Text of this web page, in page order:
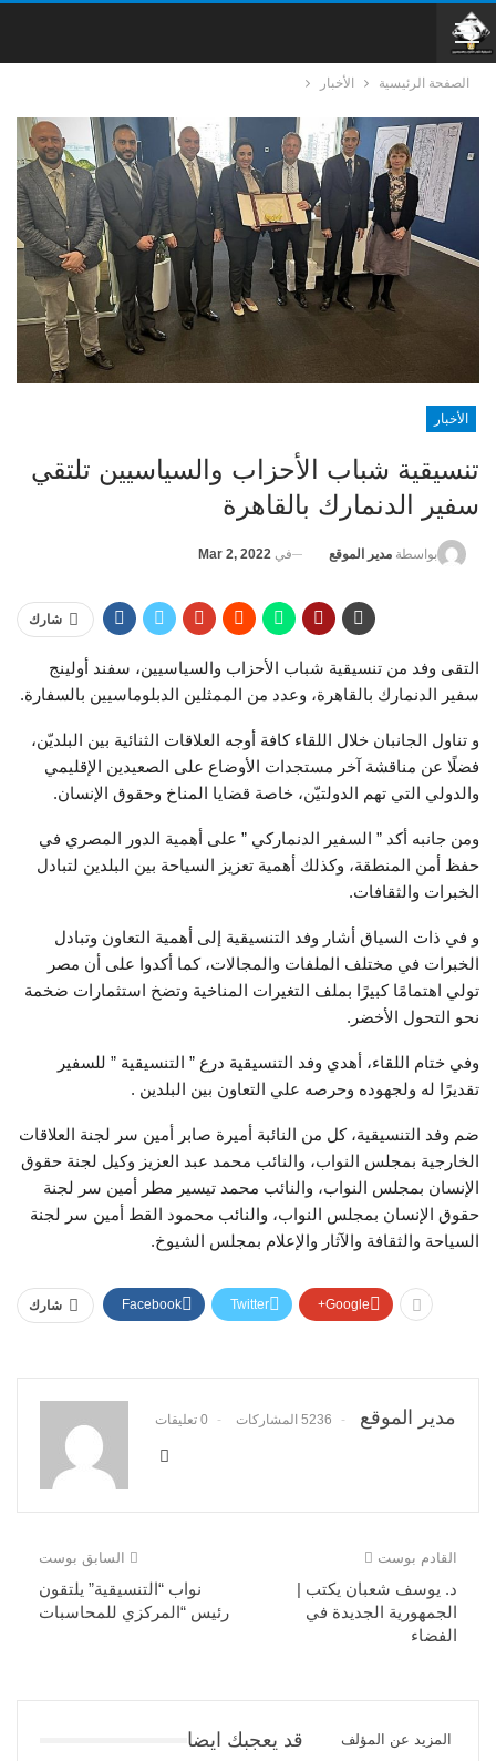
الصفحة الرئيسية الأخبار
الأخبار
تنسيقية شباب الأحزاب والسياسيين تلتقي
سفير الدنمارك بالقاهرة
بواسطة مدير الموقع في Mar 2, 2022
شارك
التقى وفد من تنسيقية شباب الأحزاب والسياسيين، سفند أولينج
سفير الدنمارك بالقاهرة، وعدد من الممثلين الدبلوماسيين بالسفارة.
و تناول الجانبان خلال اللقاء كافة أوجه العلاقات الثنائية بين البلديّن،
فضلًا عن مناقشة آخر مستجدات الأوضاع على الصعيدين الإقليمي
والدولي التي تهم الدولتيّن، خاصة قضايا المناخ وحقوق الإنسان.
ومن جانبه أكد ” السفير الدنماركي ” على أهمية الدور المصري في
حفظ أمن المنطقة، وكذلك أهمية تعزيز السياحة بين البلدين لتبادل
الخبرات والثقافات.
و في ذات السياق أشار وفد التنسيقية إلى أهمية التعاون وتبادل
الخبرات في مختلف الملفات والمجالات، كما أكدوا على أن مصر
تولي اهتمامًا كبيرًا بملف التغيرات المناخية وتضخ استثمارات ضخمة
نحو التحول الأخضر.
وفي ختام اللقاء، أهدي وفد التنسيقية درع ” التنسيقية ” للسفير
تقديرًا له ولجهوده وحرصه علي التعاون بين البلدين .
ضم وفد التنسيقية، كل من النائبة أميرة صابر أمين سر لجنة العلاقات
الخارجية بمجلس النواب، والنائب محمد عبد العزيز وكيل لجنة حقوق
الإنسان بمجلس النواب، والنائب محمد تيسير مطر أمين سر لجنة
حقوق الإنسان بمجلس النواب، والنائب محمود القط أمين سر لجنة
السياحة والثقافة والآثار والإعلام بمجلس الشيوخ.
شارك Facebook Twitter Google+
مدير الموقع 5236 المشاركات 0 تعليقات
السابق بوست
نواب “التنسيقية” يلتقون
رئيس “المركزي للمحاسبات
القادم بوست
د. يوسف شعبان يكتب |
الجمهورية الجديدة في
الفضاء
قد يعجبك ايضا المزيد عن المؤلف